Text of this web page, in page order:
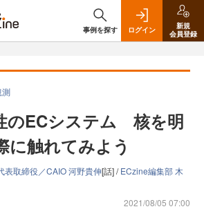
事例を探す ログイン
新規
会員登録
測
のECシステム 核を明
に触れてみよう
取締役／CAIO 河野貴伸[話] /ECzine編集部 木
2021/08/05 07:00